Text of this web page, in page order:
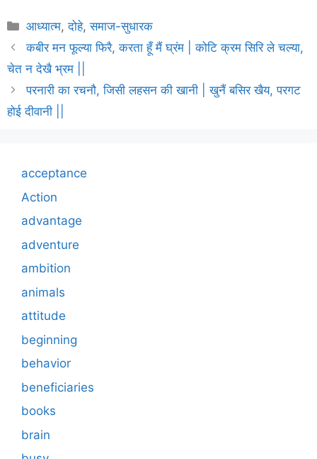
Categories
आध्यात्म,दोहे,समाज-सुधारक
कबीर मन फूल्या फिरै, करता हूँ मैं घ्रंम | कोटि क्रम सिरि ले चल्या,
चेत न देखै भ्रम ||
परनारी का रचनौ, जिसी लहसन की खानी | खुनैं बसिर खैय, परगट
होई दीवानी ||
acceptance
Action
advantage
adventure
ambition
animals
attitude
beginning
behavior
beneficiaries
books
brain